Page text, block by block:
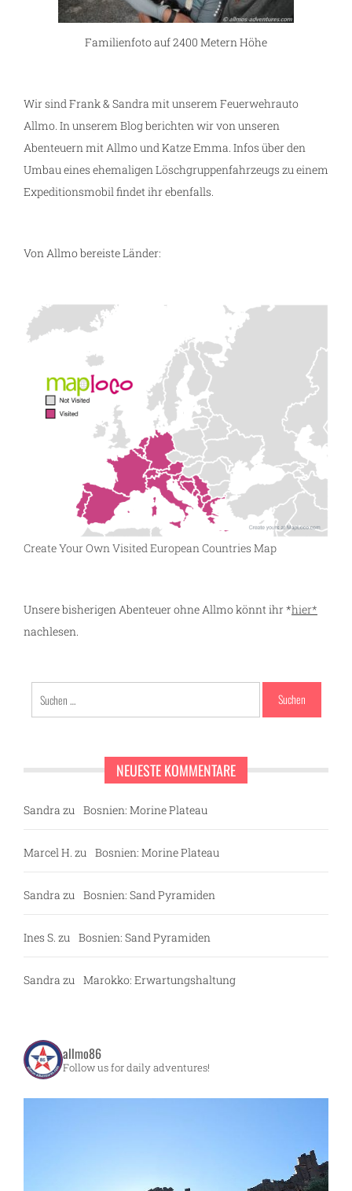
Familienfoto auf 2400 Metern Höhe
Wir sind Frank & Sandra mit unserem Feuerwehrauto
Allmo. In unserem Blog berichten wir von unseren
Abenteuern mit Allmo und Katze Emma. Infos über den
Umbau eines ehemaligen Löschgruppenfahrzeugs zu einem
Expeditionsmobil findet ihr ebenfalls.
Von Allmo bereiste Länder:
Create Your Own Visited European Countries Map
Unsere bisherigen Abenteuer ohne Allmo könnt ihr *hier*
nachlesen.
nach:
NEUESTE KOMMENTARE
Sandra zu Bosnien: Morine Plateau
Marcel H. zu Bosnien: Morine Plateau
Sandra zu Bosnien: Sand Pyramiden
Ines S. zu Bosnien: Sand Pyramiden
Sandra zu Marokko: Erwartungshaltung
allmo86
Follow us for daily adventures!